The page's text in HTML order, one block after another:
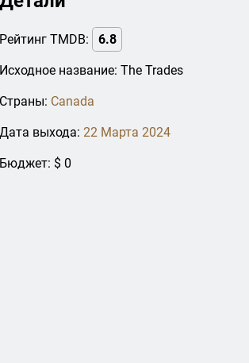
Рейтинг TMDB: 6.8
Исходное название: The Trades
Страны: Canada
Дата выхода: 22 Марта 2024
Бюджет: $ 0